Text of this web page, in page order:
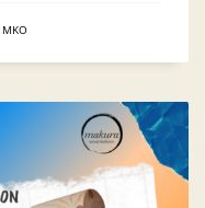
MKO